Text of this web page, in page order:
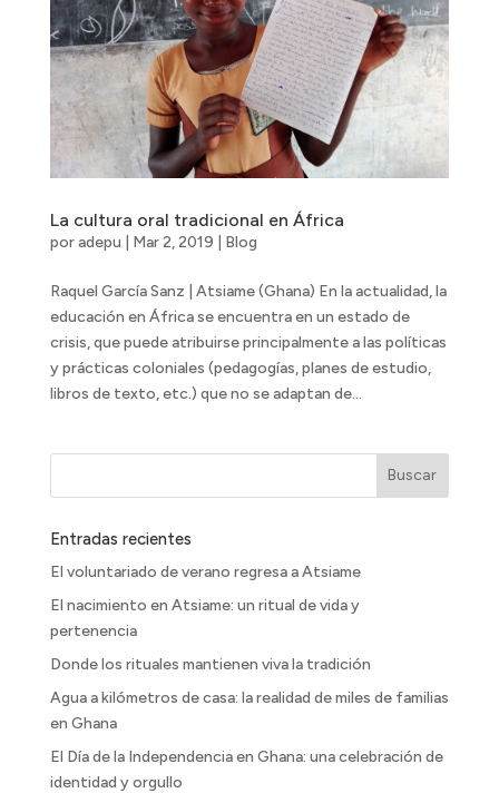
La cultura oral tradicional en África
poradepu Mar 2, 2019 Blog
Raquel García Sanz | Atsiame (Ghana) En la actualidad, la
educación en África se encuentra en un estado de
crisis, que puede atribuirse principalmente a las políticas
y prácticas coloniales (pedagogías, planes de estudio,
libros de texto, etc.) que no se adaptan de...
Entradas recientes
El voluntariado de verano regresa a Atsiame
El nacimiento en Atsiame: un ritual de vida y
pertenencia
Donde los rituales mantienen viva la tradición
Agua a kilómetros de casa: la realidad de miles de familias
en Ghana
El Día de la Independencia en Ghana: una celebración de
identidad y orgullo